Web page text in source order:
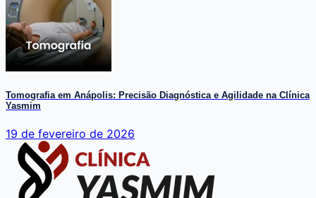
Tomografia em Anápolis: Precisão Diagnóstica e Agilidade na Clínica
Yasmim
19 de fevereiro de 2026